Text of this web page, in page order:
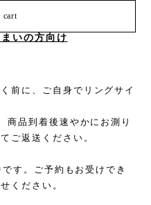
cart
いの方向け
前に、ご自身でリングサイ
商品到着後速やかにお測り
ご返送ください。
す。ご予約もお受けでき
ください。